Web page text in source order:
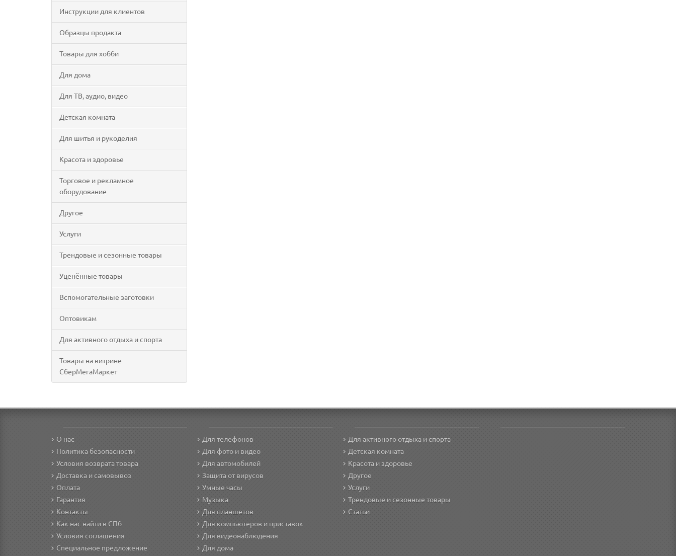
Инструкции для клиентов
Образцы продакта
Товары для хобби
Для дома
Для ТВ, аудио, видео
Детская комната
Для шитья и рукоделия
Красота и здоровье
Торговое и рекламное
оборудование
Другое
Услуги
Трендовые и сезонные товары
Уценённые товары
Вспомогательные заготовки
Оптовикам
Для активного отдыха и спорта
Товары на витрине
СберМегаМаркет
О нас
Политика безопасности
Условия возврата товара
Доставка и самовывоз
Оплата
Гарантия
Контакты
Как нас найти в СПб
Условия соглашения
Специальное предложение
Для телефонов
Для фото и видео
Для автомобилей
Защита от вирусов
Умные часы
Музыка
Для планшетов
Для компьютеров и приставок
Для видеонаблюдения
Для дома
Для активного отдыха и спорта
Детская комната
Красота и здоровье
Другое
Услуги
Трендовые и сезонные товары
Статьи